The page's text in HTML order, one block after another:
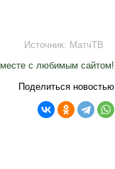
Источник: МатчТВ
с любимым сайтом!
Поделиться новостью